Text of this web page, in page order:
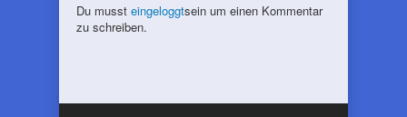
Du musst eingeloggtsein um einen Kommentar
zu schreiben.